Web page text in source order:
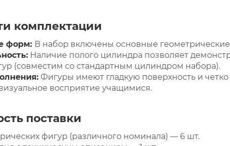
комплектации
форм: В набор включены основные
Наличие полого цилиндра позволяет
(совместим со стандартным цилиндром набора).
Фигуры имеют гладкую поверхность и
восприятие учащимися.
поставки
фигур (различного номинала) — 6 шт.